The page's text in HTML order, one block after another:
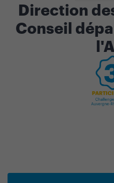
Direction
Conseil